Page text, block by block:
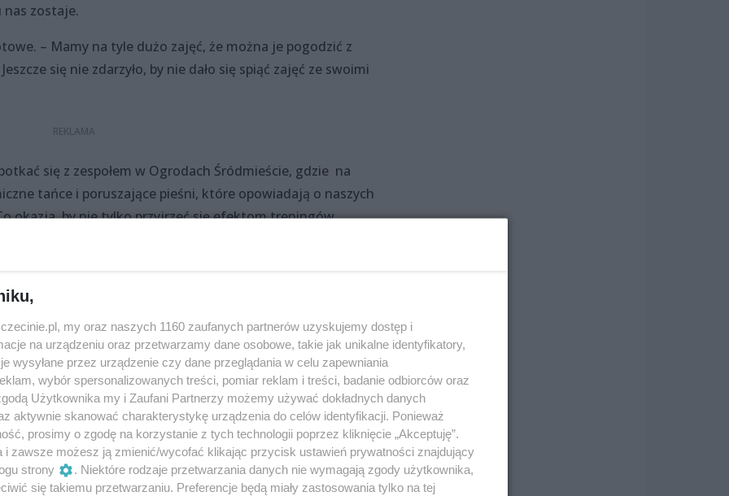
nas zostaje.
– Mamy na tyle dużo zajęć, że można je pogodzić z
się nie zdarzyło, by nie dało się spiąć zajęć ze swoimi
się z zespołem w Ogrodach Śródmieście, gdzie na
tańce i poruszające pieśni, które opowiadają o naszych
okazja, by nie tylko przyjrzeć się efektom treningów
Początek spotkania o 17:00. Szczegóły:
pań, jak i panów.
w której są same dziewczyny, bo tak nie jest. Co
że nie ma bardziej męskiego tańca, ponieważ
pompki z przyklaskiem– zauważa Kamiński i dodaje:
to dobrą choreografią można wszystko ograć. Taniec
my oraz naszych 1160 zaufanych partnerów uzyskujemy dostęp i
na urządzeniu oraz przetwarzamy dane osobowe, takie jak unikalne identyfikatory,
wysyłane przez urządzenie czy dane przeglądania w celu zapewniania
wybór spersonalizowanych treści, pomiar reklam i treści, badanie odbiorców oraz
Użytkownika my i Zaufani Partnerzy możemy używać dokładnych danych
aktywnie skanować charakterystykę urządzenia do celów identyfikacji. Ponieważ
prosimy o zgodę na korzystanie z tych technologii poprzez kliknięcie „Akceptuję”.
i zawsze możesz ją zmienić/wycofać klikając przycisk ustawień prywatności znajdujący
strony
. Niektóre rodzaje przetwarzania danych nie wymagają zgody użytkownika,
się takiemu przetwarzaniu. Preferencje będą miały zastosowania tylko na tej